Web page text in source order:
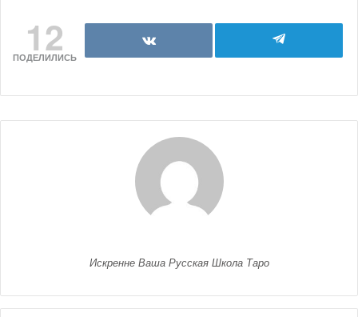
12
ПОДЕЛИЛИСЬ
Искренне Ваша Русская Школа Таро